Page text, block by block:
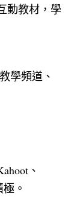
動教材，學
學頻道、
、
。